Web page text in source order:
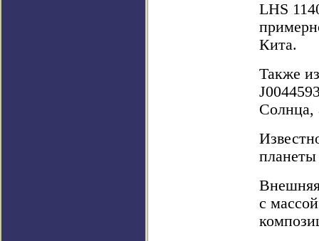
LHS
Кита.
Также
Солнца,
с